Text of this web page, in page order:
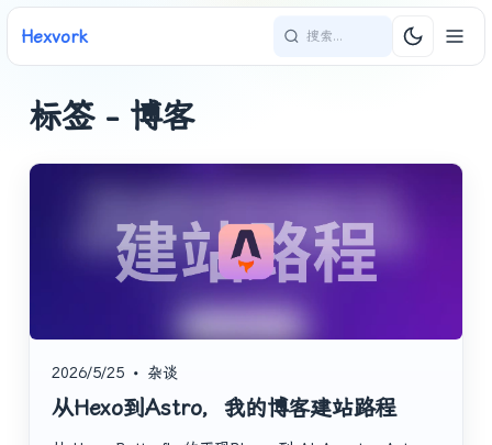
Hexvork
标签 - 博客
2026/5/25 • 杂谈
从Hexo到Astro，我的博客建站路程